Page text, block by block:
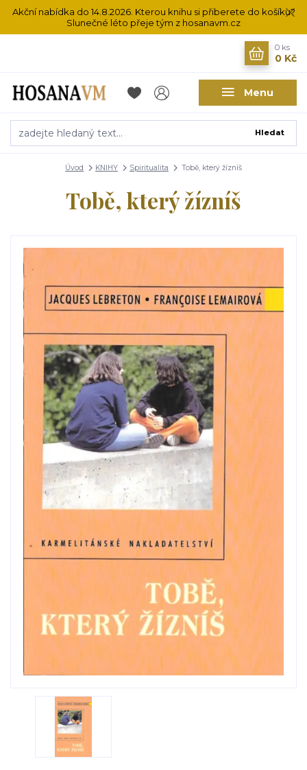
Akční nabídka do 14.8.2026. Kterou knihu si přiberete do košíku?
Slunečné léto přeje tým z hosanavm.cz
Menu
Hledat
0 ks
0 Kč
Úvod KNIHY Spiritualita Tobě, který žízníš
Tobě, který žízníš